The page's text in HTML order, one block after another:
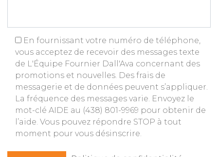
En fournissant votre numéro de téléphone,
vous acceptez de recevoir des messages texte
de L'Équipe Fournier Dall'Ava concernant des
promotions et nouvelles. Des frais de
messagerie et de données peuvent s’appliquer.
La fréquence des messages varie. Envoyez le
mot-clé AIDE au (438) 801-9969 pour obtenir de
l’aide. Vous pouvez répondre STOP à tout
moment pour vous désinscrire.